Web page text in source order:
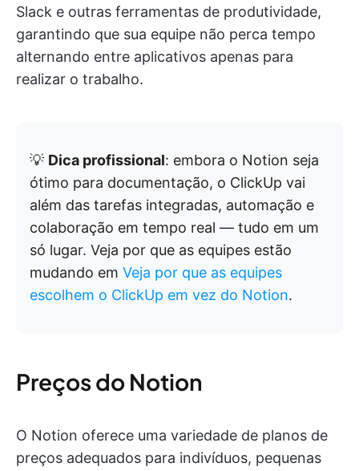
Slack e outras ferramentas de produtividade,
garantindo que sua equipe não perca tempo
alternando entre aplicativos apenas para
realizar o trabalho.
💡 Dica profissional: embora o Notion seja
ótimo para documentação, o ClickUp vai
além das tarefas integradas, automação e
colaboração em tempo real — tudo em um
só lugar. Veja por que as equipes estão
mudando em Veja por que as equipes
escolhem o ClickUp em vez do Notion.
Preços do Notion
O Notion oferece uma variedade de planos de
preços adequados para indivíduos, pequenas